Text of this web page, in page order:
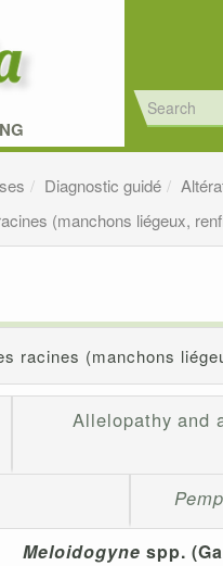
Diagnostic guidé
(manchons liégeux,
racines (manchons
Allelopathy and
Meloidogyne spp.